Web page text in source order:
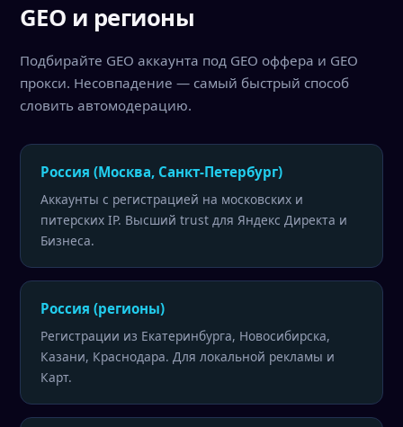
GEO и регионы
Подбирайте GEO аккаунта под GEO оффера и GEO
прокси. Несовпадение — самый быстрый способ
словить автомодерацию.
Россия (Москва, Санкт-Петербург)
Аккаунты с регистрацией на московских и
питерских IP. Высший trust для Яндекс Директа и
Бизнеса.
Россия (регионы)
Регистрации из Екатеринбурга, Новосибирска,
Казани, Краснодара. Для локальной рекламы и
Карт.